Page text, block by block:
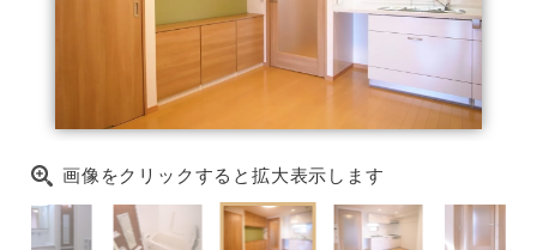
画像をクリックすると拡大表示します